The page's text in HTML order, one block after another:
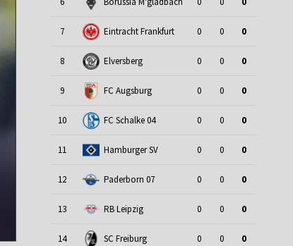
7 Eintracht Frankfurt 0 0 0
8 Elversberg 0 0 0
9 FC Augsburg 0 0 0
10 FC Schalke 04 0 0 0
11 Hamburger SV 0 0 0
12 Paderborn 07 0 0 0
13 RB Leipzig 0 0 0
14 SC Freiburg 0 0 0